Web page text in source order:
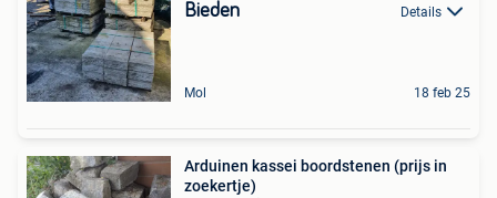
Bieden Details
Mol 18 feb 25
Arduinen kassei boordstenen (prijs in
zoekertje)